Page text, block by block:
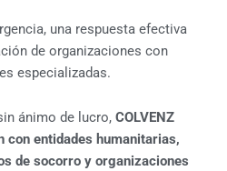
¿Necesitas apoyo?
esta EMERGENCIA
una respuesta efectiva
de organizaciones con
especializadas.
ánimo de lucro, COLVENZ
entidades humanitarias,
de socorro y organizaciones